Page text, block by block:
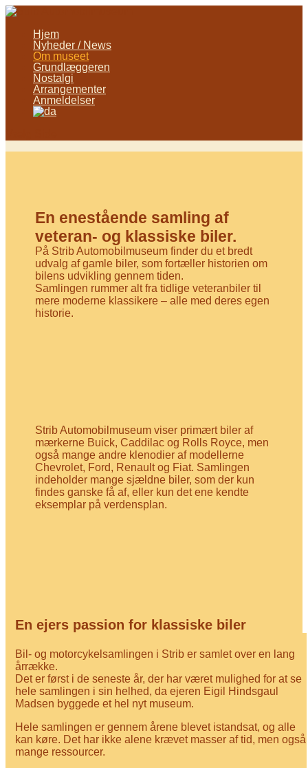
Hjem
Nyheder / News
Om museet
Grundlæggeren
Nostalgi
Arrangementer
Anmeldelser
En enestående samling af
veteran- og klassiske biler.
På Strib Automobilmuseum finder du et bredt
udvalg af gamle biler, som fortæller historien om
bilens udvikling gennem tiden.
Samlingen rummer alt fra tidlige veteranbiler til
mere moderne klassikere – alle med deres egen
historie.
Strib Automobilmuseum viser primært biler af
mærkerne Buick, Caddilac og Rolls Royce, men
også mange andre klenodier af modellerne
Chevrolet, Ford, Renault og Fiat. Samlingen
indeholder mange sjældne biler, som der kun
findes ganske få af, eller kun det ene kendte
eksemplar på verdensplan.
En ejers passion for klassiske biler
Bil- og motorcykelsamlingen i Strib er samlet over en lang
årrække.
Det er først i de seneste år, der har været mulighed for at se
hele samlingen i sin helhed, da ejeren Eigil Hindsgaul
Madsen byggede et hel nyt museum.
Hele samlingen er gennem årene blevet istandsat, og alle
kan køre. Det har ikke alene krævet masser af tid, men også
mange ressourcer.